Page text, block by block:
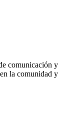
comunicación y
la comunidad y